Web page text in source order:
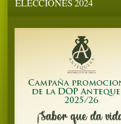
ELECCIONES 2024